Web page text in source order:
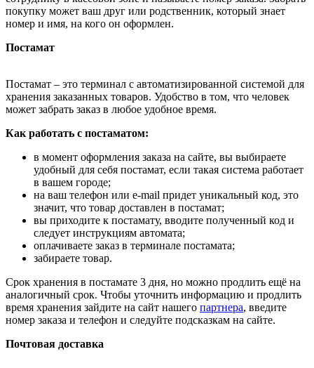
покупку может ваш друг или родственник, который знает
номер и имя, на кого он оформлен.
Постамат
Постамат – это терминал с автоматизированной системой для
хранения заказанных товаров. Удобство в том, что человек
может забрать заказ в любое удобное время.
Как работать с постаматом:
в момент оформления заказа на сайте, вы выбираете
удобный для себя постамат, если такая система работает
в вашем городе;
на ваш телефон или e-mail придет уникальный код, это
значит, что товар доставлен в постамат;
вы приходите к постамату, вводите полученный код и
следует инструкциям автомата;
оплачиваете заказ в терминале постамата;
забираете товар.
Срок хранения в постамате 3 дня, но можно продлить ещё на
аналогичный срок. Чтобы уточнить информацию и продлить
время хранения зайдите на сайт нашего партнера, введите
номер заказа и телефон и следуйте подсказкам на сайте.
Почтовая доставка